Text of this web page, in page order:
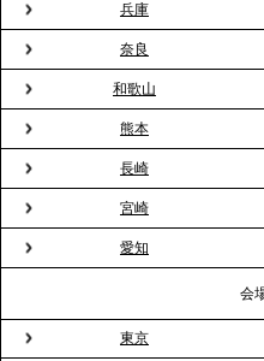
2026.3.20
NHK「ニュースウオッ
見」が紹介されました
2026.3.16
プレスリリースのご案内
粉レス」な室内花見。福
る、快適で新しいお花見
2026.3.5
兵庫
奈良
和歌山
熊本
長崎
宮崎
愛知
会
東京